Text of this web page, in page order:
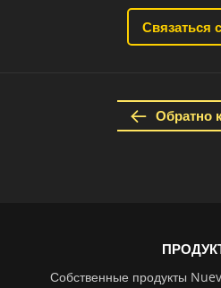
Связаться
Обратно
Собственные продукты